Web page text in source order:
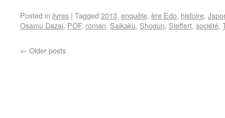
Posted in livres | Tagged 2013, enquête, ère Edo, histoire,
Osamu Dazai, POF, roman, Saikaku, Shogun, Sieffert, société,
← Older posts